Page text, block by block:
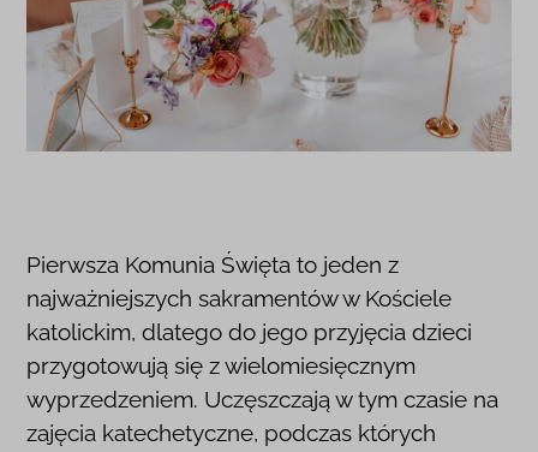
Pierwsza Komunia Święta to jeden z
najważniejszych sakramentów w Kościele
katolickim, dlatego do jego przyjęcia dzieci
przygotowują się z wielomiesięcznym
wyprzedzeniem. Uczęszczają w tym czasie na
zajęcia katechetyczne, podczas których